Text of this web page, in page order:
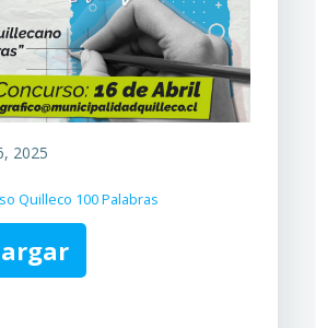
2025
Quilleco 100 Palabras